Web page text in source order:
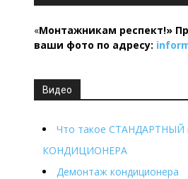
«Монтажникам респект!»
ваши фото по адресу:
Видео
Что такое СТАНДАРТНЫЙ
КОНДИЦИОНЕРА
Демонтаж кондиционера